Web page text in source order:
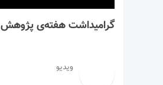
گرامیداشت هفته‌ی پژوهش
ویدیو